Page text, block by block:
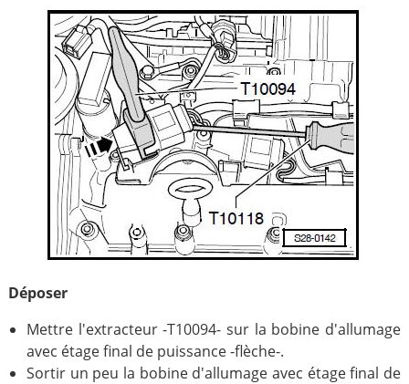
Déposer
Mettre l'extracteur -T10094- sur la bobine d'allumage
avec étage final de puissance -flèche-.
Sortir un peu la bobine d'allumage avec étage final de